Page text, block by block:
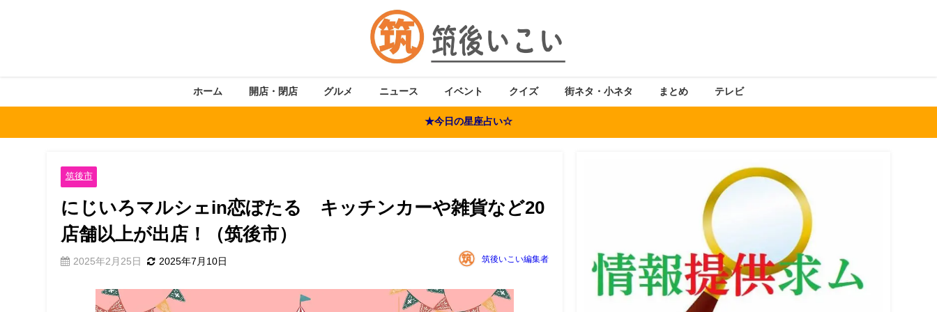
ホーム 開店・閉店 グルメ ニュース イベント クイズ 街ネタ・小ネタ まとめ テレビ
★今日の星座占い☆
筑後市
にじいろマルシェin恋ぼたる キッチンカーや雑貨など20
店舗以上が出店！（筑後市）
2025年2月25日 2025年7月10日 筑後いこい編集者